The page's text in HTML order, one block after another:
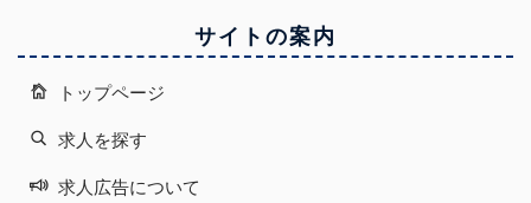
サイトの案内
トップページ
求人を探す
求人広告について